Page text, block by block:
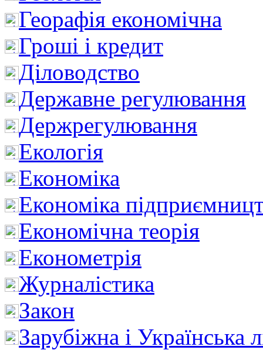
Георафія економічна
Гроші і кредит
Діловодство
Державне регулювання
Держрегулювання
Екологія
Економіка
Економіка
Економічна теорія
Економетрія
Журналістика
Закон
Зарубіжна і Українська